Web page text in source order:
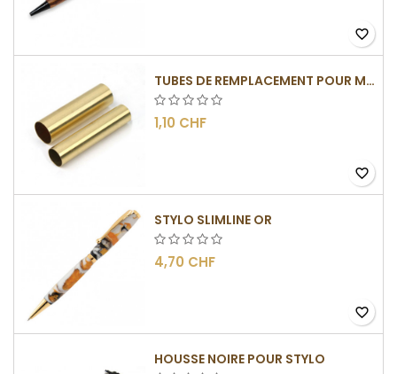
favorite_border
TUBES DE REMPLACEMENT POUR MÉCANISME SLIMLINE
1,10 CHF
favorite_border
STYLO SLIMLINE OR
4,70 CHF
favorite_border
HOUSSE NOIRE POUR STYLO